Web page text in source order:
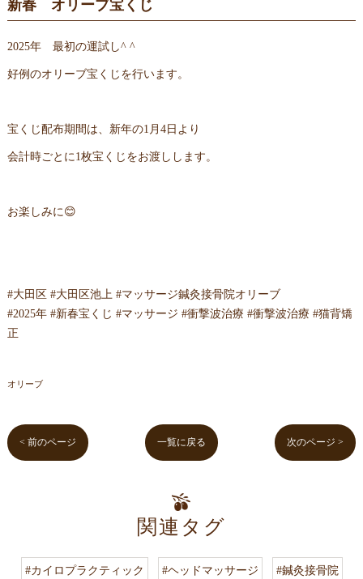
新春 オリーブ宝くじ
2025年 最初の運試し^ ^
好例のオリーブ宝くじを行います。
宝くじ配布期間は、新年の1月4日より
会計時ごとに1枚宝くじをお渡しします。
お楽しみに😊
#大田区 #大田区池上 #マッサージ鍼灸接骨院オリーブ
#2025年 #新春宝くじ #マッサージ #衝撃波治療 #衝撃波治療 #猫背矯
正
オリーブ
< 前のページ 一覧に戻る 次のページ >
関連タグ
#カイロプラクティック #ヘッドマッサージ #鍼灸接骨院